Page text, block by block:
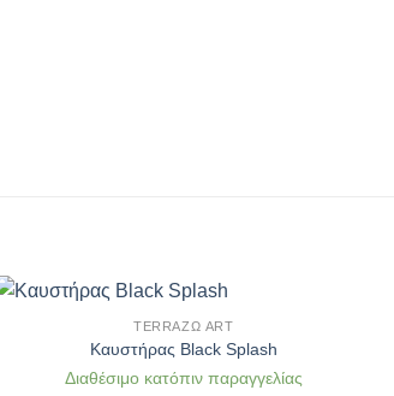
TERRAΖΩ ART
Καυστήρας Black Splash
Διαθέσιμο κατόπιν παραγγελίας